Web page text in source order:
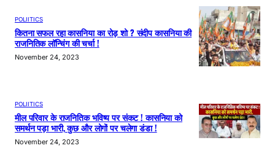
POLIITICS
कितना सफल रहा कासनिया का रोड़ शो ? संदीप कासनिया की
राजनितिक लॉन्चिंग की चर्चा !
November 24, 2023
POLIITICS
मील परिवार के राजनितिक भविष्य पर संकट ! कासनिया को
समर्थन पड़ा भारी, कुछ और लोगों पर चलेगा डंडा !
November 24, 2023